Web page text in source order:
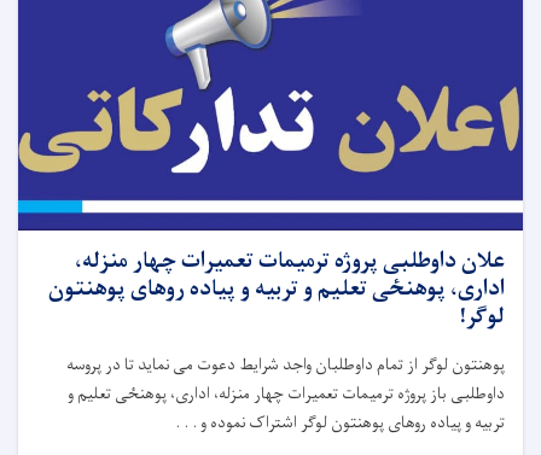
علان داوطلبی پروژه ترمیمات تعمیرات چهار منزله،
اداری، پوهنځی تعلیم و تربیه و پیاده روهای پوهنتون
لوگر!
پوهنتون لوگر از تمام داوطلبان واجد شرایط دعوت می نماید تا در پروسه
داوطلبی باز پروژه ترمیمات تعمیرات چهار منزله، اداری، پوهنځی تعلیم و
تربیه و پیاده روهای پوهنتون لوگر اشتراک نموده و . . .